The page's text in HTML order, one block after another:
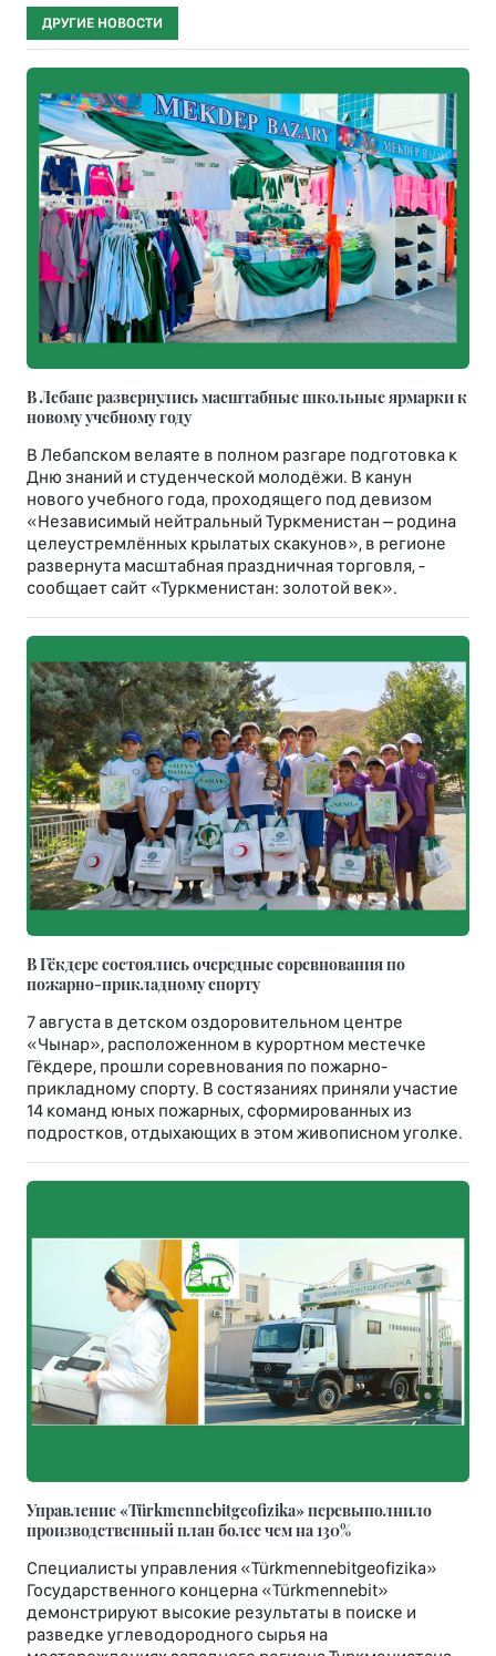
ДРУГИЕ НОВОСТИ
В Лебапе развернулись масштабные школьные ярмарки к
новому учебному году
В Лебапском велаяте в полном разгаре подготовка к
Дню знаний и студенческой молодёжи. В канун
нового учебного года, проходящего под девизом
«Независимый нейтральный Туркменистан – родина
целеустремлённых крылатых скакунов», в регионе
развернута масштабная праздничная торговля, -
сообщает сайт «Туркменистан: золотой век».
В Гёкдере состоялись очередные соревнования по
пожарно-прикладному спорту
7 августа в детском оздоровительном центре
«Чынар», расположенном в курортном местечке
Гёкдере, прошли соревнования по пожарно-
прикладному спорту. В состязаниях приняли участие
14 команд юных пожарных, сформированных из
подростков, отдыхающих в этом живописном уголке.
Управление «Türkmennebitgeofizika» перевыполнило
производственный план более чем на 130%
Специалисты управления «Türkmennebitgeofizika»
Государственного концерна «Türkmennebit»
демонстрируют высокие результаты в поиске и
разведке углеводородного сырья на